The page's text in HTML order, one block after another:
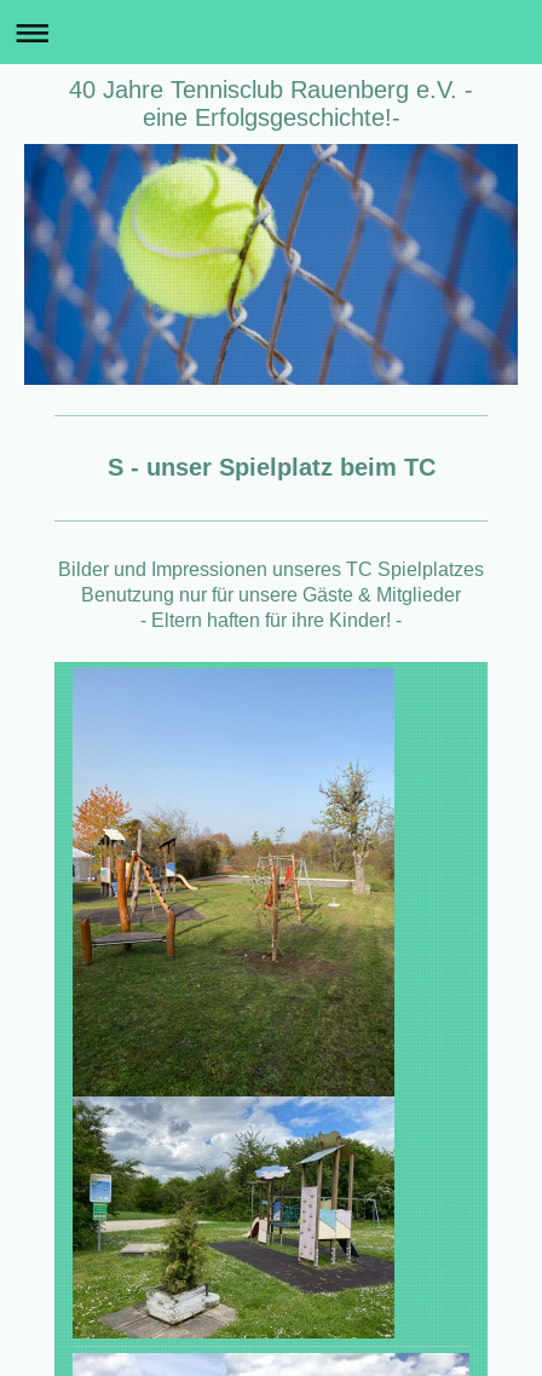
40 Jahre Tennisclub Rauenberg e.V. -
eine Erfolgsgeschichte!-
S - unser Spielplatz beim TC
Bilder und Impressionen unseres TC Spielplatzes
Benutzung nur für unsere Gäste & Mitglieder
- Eltern haften für ihre Kinder! -